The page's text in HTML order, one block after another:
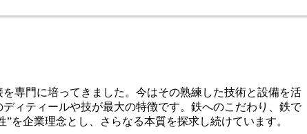
専門に培ってきました。今はその熟練した技術と設備を活
ィティールや技が最大の特徴です。鉄へのこだわり、鉄で
を企業理念とし、さらなる本質を探求し続けています。